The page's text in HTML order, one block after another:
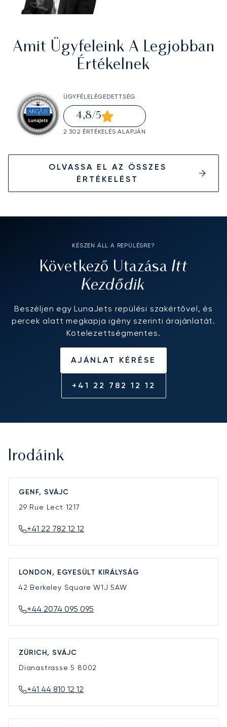
Amit Ügyfeleink A Legjobban
Értékelnek
ÜGYFÉLELÉGEDETTSÉG
4,8/5
2 302 ÉRTÉKELÉS ALAPJÁN
OLVASSA EL AZ ÖSSZES
ÉRTÉKELÉST
KÉSZEN ÁLL A REPÜLÉSRE?
Következő Utazása Itt
Kezdődik
Beszéljen egy LunaJets repülési szakértővel, és
percek alatt megkapja igény szerinti árajánlatát.
Kötelezettségmentes.
AJÁNLAT KÉRÉSE
+41 22 782 12 12
Irodáink
GENF, SVÁJC
29 Rue Lect 1217
+41 22 782 12 12
LONDON, EGYESÜLT KIRÁLYSÁG
42 Berkeley SquareW1J 5AW
+44 2074 095 095
ZÜRICH, SVÁJC
Dianastrasse 5 8002
+41 44 810 12 12